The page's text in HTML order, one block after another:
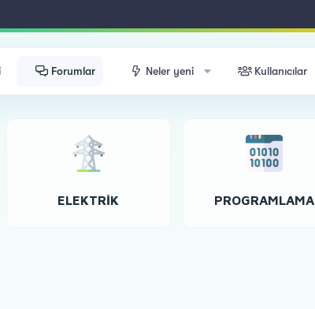
Forumlar Neler yeni Kullanıcılar
ELEKTRIK PROGRAMLAMA